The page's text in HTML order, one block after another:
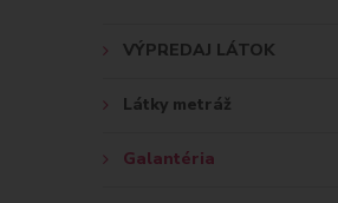
Ť
:
VÝPREDAJ LÁTOK
Látky metráž
Galantéria